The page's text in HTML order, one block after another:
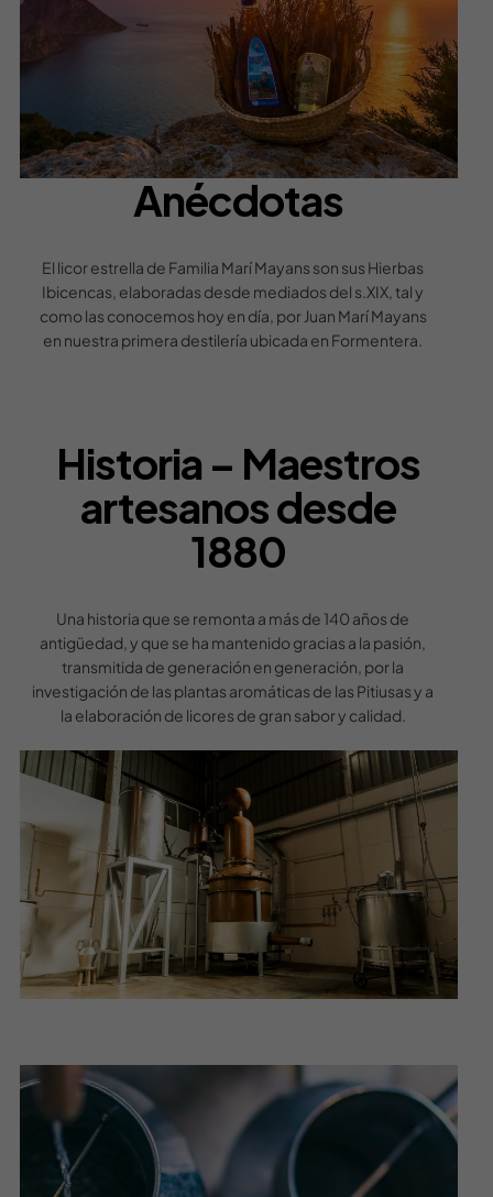
Anécdotas
El licor estrella de Familia Marí Mayans son sus Hierbas
Ibicencas, elaboradas desde mediados del s.XIX, tal y
como las conocemos hoy en día, por Juan Marí Mayans
en nuestra primera destilería ubicada en Formentera.
Historia – Maestros
artesanos desde
1880
Una historia que se remonta a más de 140 años de
antigüedad, y que se ha mantenido gracias a la pasión,
transmitida de generación en generación, por la
investigación de las plantas aromáticas de las Pitiusas y a
la elaboración de licores de gran sabor y calidad.